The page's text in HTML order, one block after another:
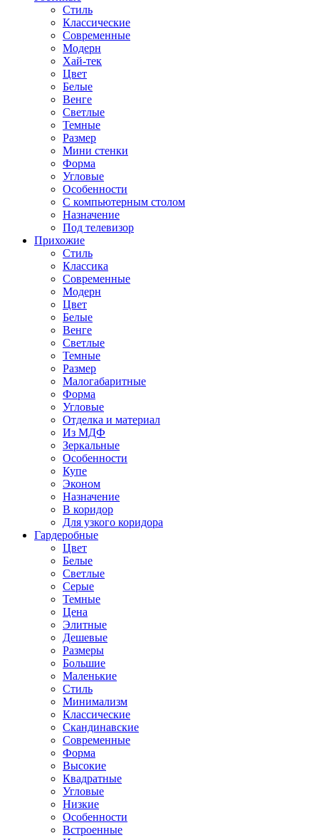
Стиль
Классические
Современные
Модерн
Хай-тек
Цвет
Белые
Венге
Светлые
Темные
Размер
Мини стенки
Форма
Угловые
Особенности
С компьютерным столом
Назначение
Под телевизор
Прихожие
Стиль
Классика
Современные
Модерн
Цвет
Белые
Венге
Светлые
Темные
Размер
Малогабаритные
Форма
Угловые
Отделка и материал
Из МДФ
Зеркальные
Особенности
Купе
Эконом
Назначение
В коридор
Для узкого коридора
Гардеробные
Цвет
Белые
Светлые
Серые
Темные
Цена
Элитные
Дешевые
Размеры
Большие
Маленькие
Стиль
Минимализм
Классические
Скандинавские
Современные
Форма
Высокие
Квадратные
Угловые
Низкие
Особенности
Встроенные